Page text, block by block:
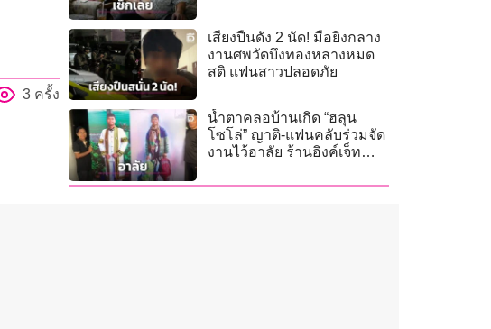
3 ครั้ง
เสียงปืนดัง 2 นัด! มือยิงกลาง
งานศพวัดบึงทองหลางหมด
สติ แฟนสาวปลอดภัย
น้ำตาคลอบ้านเกิด “ฮลุน
โซโล่” ญาติ-แฟนคลับร่วมจัด
งานไว้อาลัย ร้านอิงค์เจ็ททำ